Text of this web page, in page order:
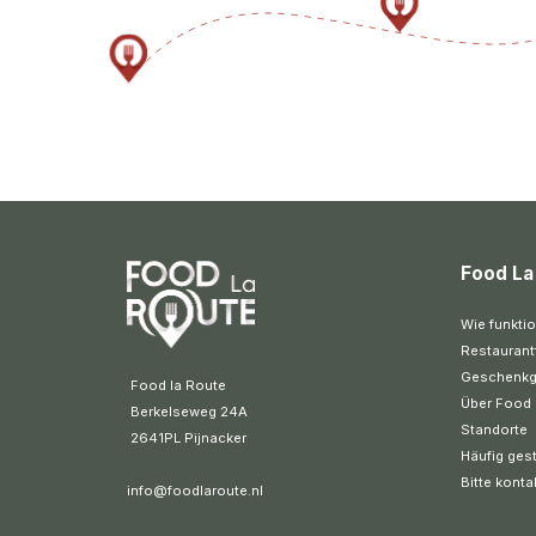
Food la Route
Berkelseweg 24A
2641PL Pijnacker
info@foodlaroute.nl
Food
Wie
Über Food
Standorte
Häufig
Bitte